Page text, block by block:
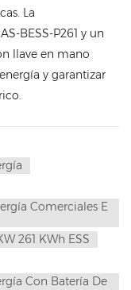
La
BESS-P261 y un
llave en mano
y garantizar
Comerciales E
261 KWh ESS
Con Batería De